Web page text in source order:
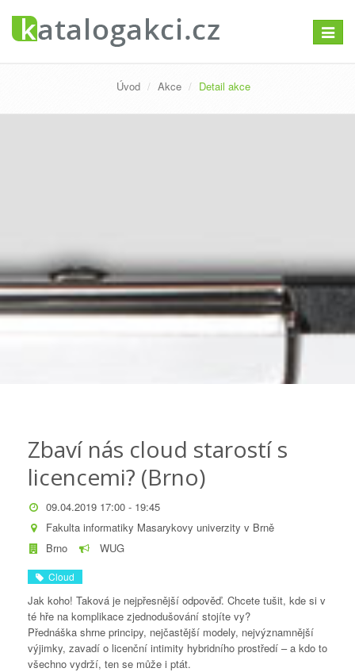
Úvod Akce Detail akce
Zbaví nás cloud starostí s
licencemi? (Brno)
09.04.2019 17:00 - 19:45
Fakulta informatiky Masarykovy univerzity v Brně
Brno
WUG
Cloud
Jak koho! Taková je nejpřesnější odpověď. Chcete tušit, kde si v
té hře na komplikace zjednodušování stojíte vy?
Přednáška shrne principy, nejčastější modely, nejvýznamnější
výjimky, zavadí o licenční intimity hybridního prostředí – a kdo to
všechno vydrží, ten se může i ptát.